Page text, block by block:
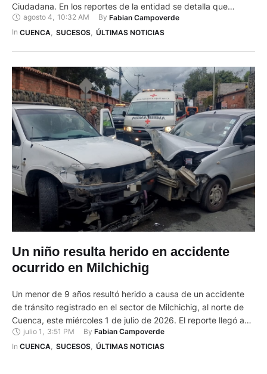
Ciudadana. En los reportes de la entidad se detalla que
identificaron al grupo de personas realizando actividades
irregulares como consumo de licor y sustancias sujetas a
agosto 4, 10:32 AM By Fabian Campoverde
In CUENCA SUCESOS, ÚLTIMAS NOTICIAS
Un niño resulta herido en accidente
ocurrido en Milchichig
Un menor de 9 años resultó herido a causa de un accidente
de tránsito registrado en el sector de Milchichig, al norte de
Cuenca, este miércoles 1 de julio de 2026. El reporte llegó a
través del ECU 9-1-1, entidad que remitió unidades de la Cruz
Roja hasta el lugar el siniestro. Solo les reportaron …
julio 1 3:51 PM By Fabian Campoverde
In CUENCA, SUCESOS, ÚLTIMAS NOTICIAS